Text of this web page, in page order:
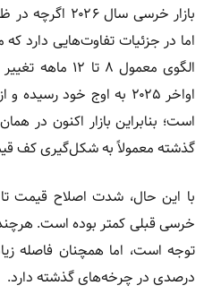
بازار خرسی
اما در جزئیات تفاوت‌هایی دارد
الگوی معمول ۸
است؛ بنابراین بازار اکنون در
گذشته معمولاً به شکل‌گیری کف
با این حال، شدت اصلاح قیمت تا
درصدی در چرخه‌های گذشته دارد.